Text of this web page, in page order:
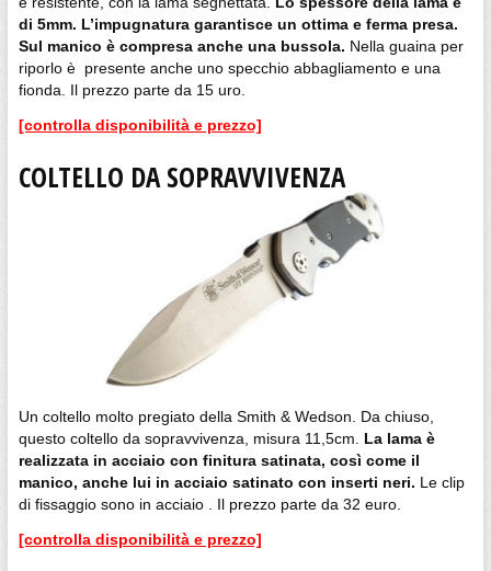
di 5mm. L’impugnatura garantisce un ottima e ferma presa.
Sul manico è compresa anche una bussola. Nella guaina per
riporlo è presente anche uno specchio abbagliamento e una
fionda. Il prezzo parte da 15 uro.
[controlla disponibilità e prezzo]
COLTELLO DA SOPRAVVIVENZA
Un coltello molto pregiato della Smith & Wedson. Da chiuso,
questo coltello da sopravvivenza, misura 11,5cm.
La lama è
realizzata in acciaio con finitura satinata, così come il
manico, anche lui in acciaio satinato con inserti neri. Le clip
di fissaggio sono in acciaio . Il prezzo parte da 32 euro.
[controlla disponibilità e prezzo]